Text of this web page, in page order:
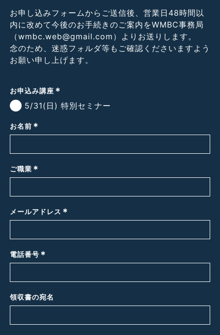
お申し込みフォームからご送信後、営業日48時間以
内に改めて今後のお手続きのご案内をWMBC事務局
（wmbc.web@gmail.com）よりお送りします。
念のため、迷惑フォルダ等もご確認くださいますよう
お願い申し上げます。
お申込み講座 *
5/31(日) 特別セミナー
お名前 *
ご職業 *
メールアドレス *
電話番号 *
領収書の宛名